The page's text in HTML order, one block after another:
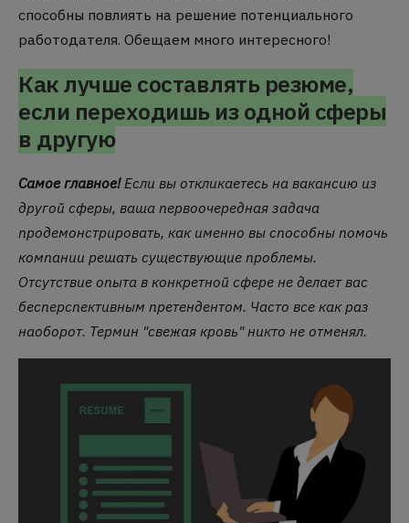
способны повлиять на решение потенциального
работодателя. Обещаем много интересного!
Как лучше составлять резюме,
если переходишь из одной сферы
в другую
Самое главное! Если вы откликаетесь на вакансию из
другой сферы, ваша первоочередная задача
продемонстрировать, как именно вы способны помочь
компании решать существующие проблемы.
Отсутствие опыта в конкретной сфере не делает вас
бесперспективным претендентом. Часто все как раз
наоборот. Термин "свежая кровь" никто не отменял.